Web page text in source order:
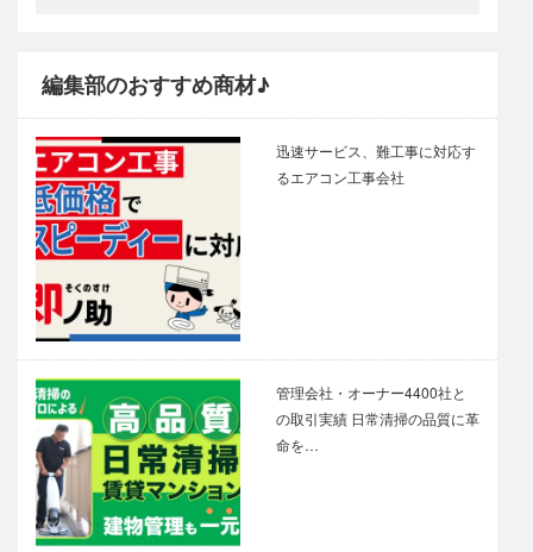
編集部のおすすめ商材♪
迅速サービス、難工事に対応す
るエアコン工事会社
管理会社・オーナー4400社と
の取引実績 日常清掃の品質に革
命を…